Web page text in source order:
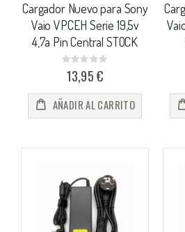
Cargador Nuevo para Sony
Vaio VPCEH Serie 19,5v
4,7a Pin Central STOCK
Rating:
0%13,95 €
AÑADIR AL CARRITO